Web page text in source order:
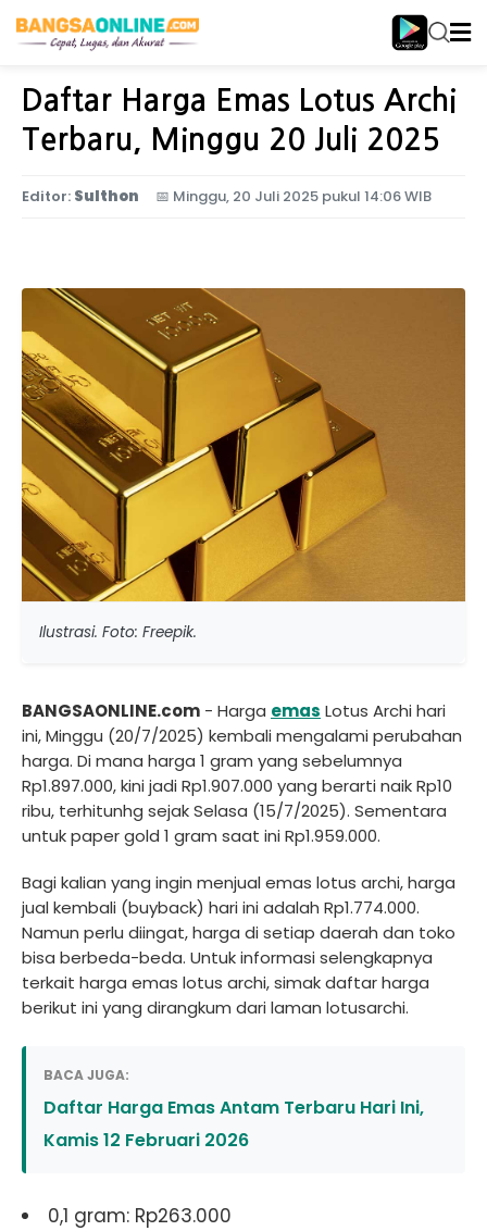
Home Ekonomi
Daftar Harga Emas Lotus Archi
Terbaru, Minggu 20 Juli 2025
Editor: Sulthon 📅 Minggu, 20 Juli 2025 pukul 14:06 WIB
Ilustrasi. Foto: Freepik.
BANGSAONLINE.com - Harga emas Lotus Archi hari
ini, Minggu (20/7/2025) kembali mengalami perubahan
harga. Di mana harga 1 gram yang sebelumnya
Rp1.897.000, kini jadi Rp1.907.000 yang berarti naik Rp10
ribu, terhitunhg sejak Selasa (15/7/2025). Sementara
untuk paper gold 1 gram saat ini Rp1.959.000.
Bagi kalian yang ingin menjual emas lotus archi, harga
jual kembali (buyback) hari ini adalah Rp1.774.000.
Namun perlu diingat, harga di setiap daerah dan toko
bisa berbeda-beda. Untuk informasi selengkapnya
terkait harga emas lotus archi, simak daftar harga
berikut ini yang dirangkum dari laman lotusarchi.
BACA JUGA:
Daftar Harga Emas Antam Terbaru Hari Ini,
Kamis 12 Februari 2026
0,1 gram: Rp263.000